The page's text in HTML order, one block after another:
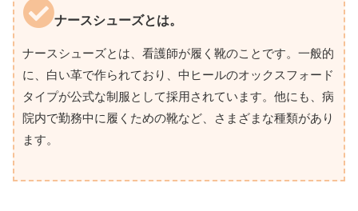
ナースシューズとは。
ナースシューズとは、看護師が履く靴のことです。一般的
に、白い革で作られており、中ヒールのオックスフォード
タイプが公式な制服として採用されています。他にも、病
院内で勤務中に履くための靴など、さまざまな種類があり
ます。